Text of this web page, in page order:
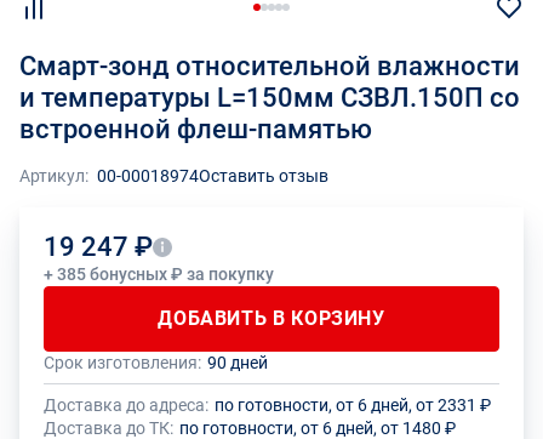
Смарт-зонд относительной влажности
и температуры L=150мм СЗВЛ.150П со
встроенной флеш-памятью
Артикул: 00-00018974Оставить отзыв
19 247 ₽
+ 385 бонусных ₽ за покупку
ДОБАВИТЬ В КОРЗИНУ
Общее количество данного товара должно быть кратно размеру
На данный товар производителем установлено ограничение по
Срок изготовления: 90 дней
Доставка до адреса: по готовности, от 6 дней, от 2331 ₽
Доставка до ТК: по готовности, от 6 дней, от 1480 ₽